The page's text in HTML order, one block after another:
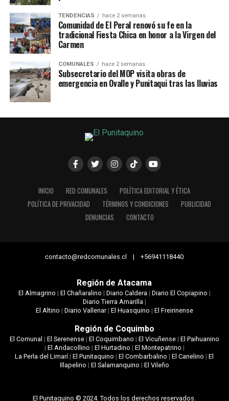
TENDENCIAS hace 2 semanas
Comunidad de El Peral renovó su fe en la
tradicional Fiesta Chica en honor a la Virgen del
Carmen
COMUNALES hace 2 semanas
Subsecretario del MOP visita obras de
emergencia en Ovalle y Punitaqui tras las lluvias
INICIO RED COMUNALES
POLÍTICA EDITORIAL Y ÉTICA
POLÍTICA DE PRIVACIDAD
TÉRMINOS Y CONDICIONES
PUBLICIDAD
DENUNCIAS
CONTACTO
contacto@redcomunales.cl | +56941118440
Región de Atacama
El Almagrino | El Chañaralino | Diario Caldera| Diario El Copiapino |
Diario Tierra Amarilla|
El Altino | Diario Vallenar| El Huasquino | El Freirinense
Región de Coquimbo
El Comunal | El Serenense| El Coquimbano | El Vicuñense| El Paihuanino
| El Andacollino | El Hurtadino | El Montepatrino |
La Perla del Limarí|El Punitaquino |El Combarbalino |El Canelino |El
Illapelino | El Salamanquino | El Vileño
El Punitaquino © 2024. Todos los derechos reservados.